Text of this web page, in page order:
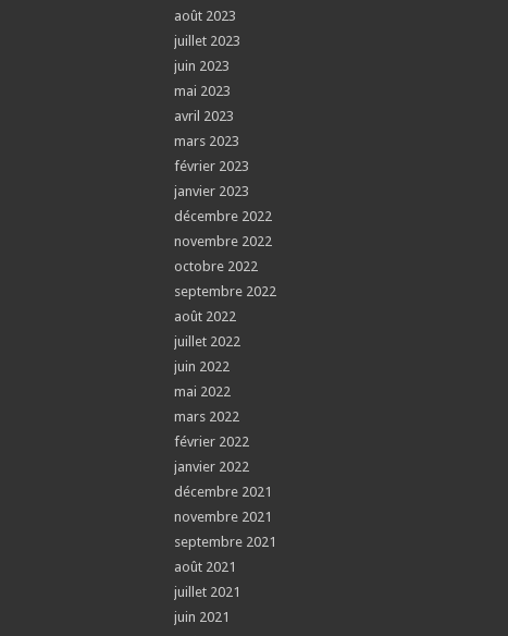
août 2023
juillet 2023
juin 2023
mai 2023
avril 2023
mars 2023
février 2023
janvier 2023
décembre 2022
novembre 2022
octobre 2022
septembre 2022
août 2022
juillet 2022
juin 2022
mai 2022
mars 2022
février 2022
janvier 2022
décembre 2021
novembre 2021
septembre 2021
août 2021
juillet 2021
juin 2021